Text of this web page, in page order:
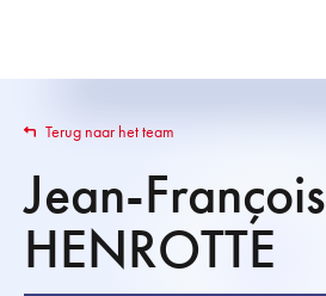
Terug naar het team
Jean-François
HENROTTE